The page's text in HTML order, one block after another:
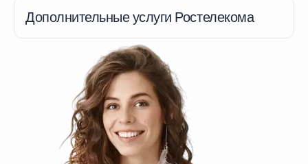
Дополнительные услуги Ростелекома